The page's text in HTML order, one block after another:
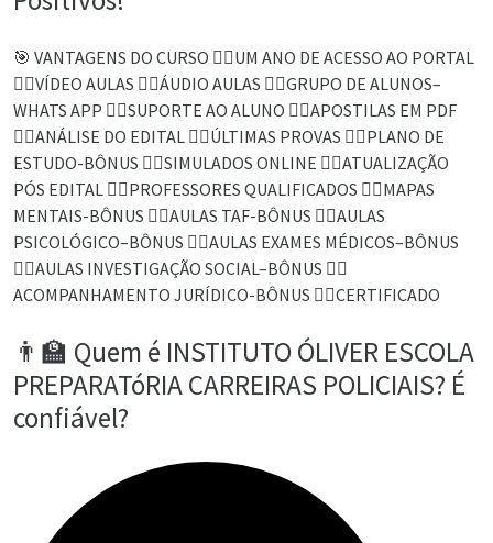
🎯 VANTAGENS DO CURSO 👉🏻UM ANO DE ACESSO AO PORTAL
👉🏻VÍDEO AULAS 👉🏻ÁUDIO AULAS 👉🏻GRUPO DE ALUNOS–
WHATS APP 👉🏻SUPORTE AO ALUNO 👉🏻APOSTILAS EM PDF
👉🏻ANÁLISE DO EDITAL 👉🏻ÚLTIMAS PROVAS 👉🏻PLANO DE
ESTUDO-BÔNUS 👉🏻SIMULADOS ONLINE 👉🏻ATUALIZAÇÃO
PÓS EDITAL 👉🏻PROFESSORES QUALIFICADOS 👉🏻MAPAS
MENTAIS-BÔNUS 👉🏻AULAS TAF-BÔNUS 👉🏻AULAS
PSICOLÓGICO–BÔNUS 👉🏻AULAS EXAMES MÉDICOS–BÔNUS
👉🏻AULAS INVESTIGAÇÃO SOCIAL–BÔNUS 👉🏻
ACOMPANHAMENTO JURÍDICO-BÔNUS 👉🏻CERTIFICADO
👨‍🏫 Quem é INSTITUTO ÓLIVER ESCOLA
PREPARATóRIA CARREIRAS POLICIAIS? É
confiável?